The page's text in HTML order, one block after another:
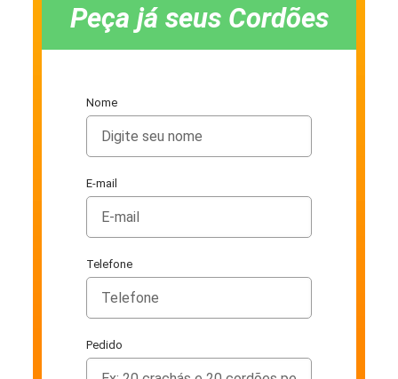
Peça já seus Cordões
Nome
E-mail
Telefone
Pedido